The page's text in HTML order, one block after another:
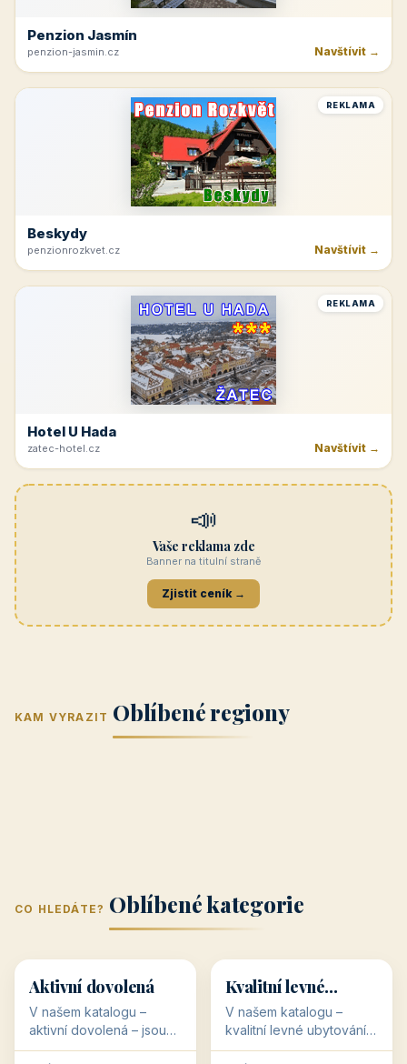
Penzion Jasmín
penzion-jasmin.cz Navštívit →
REKLAMA
Beskydy
penzionrozkvet.cz Navštívit →
REKLAMA
Hotel U Hada
zatec-hotel.cz Navštívit →
📣
Vaše reklama zde
Banner na titulní straně
Zjistit ceník →
KAM VYRAZIT Oblíbené regiony
(Jihomoravský
kraj)
kraj)
Zlínský kraj Žilinský
Karlovarský
Střední Čechy
(Středočeský
CO HLEDÁTE? Oblíbené kategorie
🥾 36 objektů
Aktivní dovolená
V našem katalogu –
aktivní dovolená – jsou
pro Vás připraveny
💰
💰
34 objektů
Kvalitní levné
ubytování
V našem katalogu –
kvalitní levné ubytování –
jsou pro Vás připraveny